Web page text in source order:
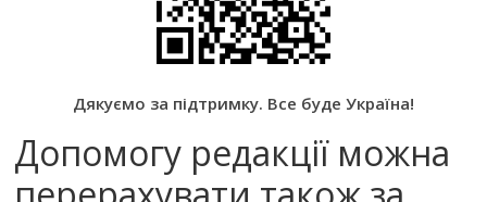
Дякуємо за підтримку. Все буде Україна!
Допомогу редакції можна